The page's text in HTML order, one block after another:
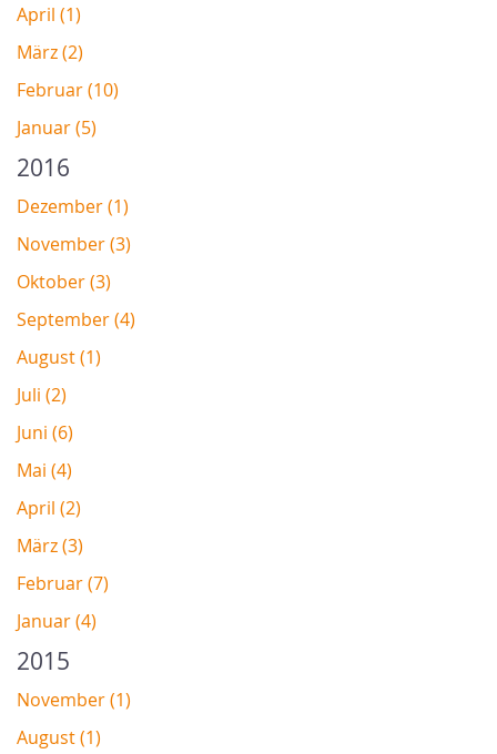
April (1)
März (2)
Februar (10)
Januar (5)
2016
Dezember (1)
November (3)
Oktober (3)
September (4)
August (1)
Juli (2)
Juni (6)
Mai (4)
April (2)
März (3)
Februar (7)
Januar (4)
2015
November (1)
August (1)